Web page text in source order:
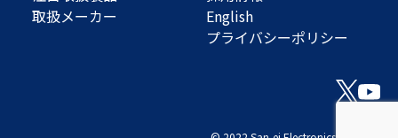
取扱メーカー
English
プライバシーポリシー